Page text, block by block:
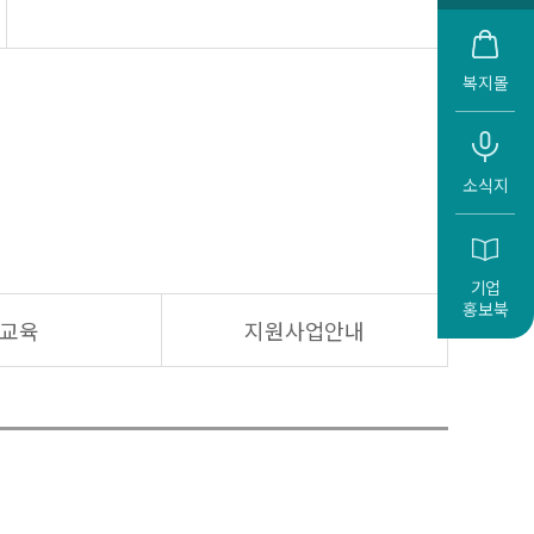
교육 지원사업안내
복지몰
소식지
기업
홍보북